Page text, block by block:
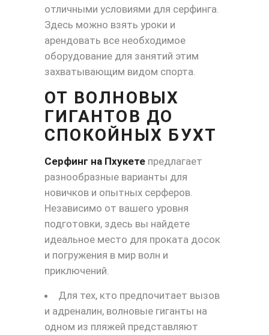
отличными условиями для серфинга.
Здесь можно взять уроки и
арендовать все необходимое
оборудование для занятий этим
захватывающим видом спорта.
ОТ ВОЛНОВЫХ
ГИГАНТОВ ДО
СПОКОЙНЫХ БУХТ
Серфинг на Пхукете предлагает
разнообразные варианты для
новичков и опытных серферов.
Независимо от вашего уровня
подготовки, здесь вы найдете
идеальное место для проката досок
и погружения в мир волн и
приключений.
Для тех, кто предпочитает вызов
и адреналин, волновые гиганты на
одном из пляжей представляют